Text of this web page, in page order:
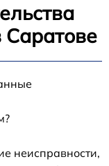
Саратове
неисправности,